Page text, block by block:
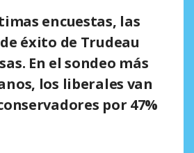
encuestas, las
éxito de Trudeau
En el sondeo más
los liberales van
por 47%